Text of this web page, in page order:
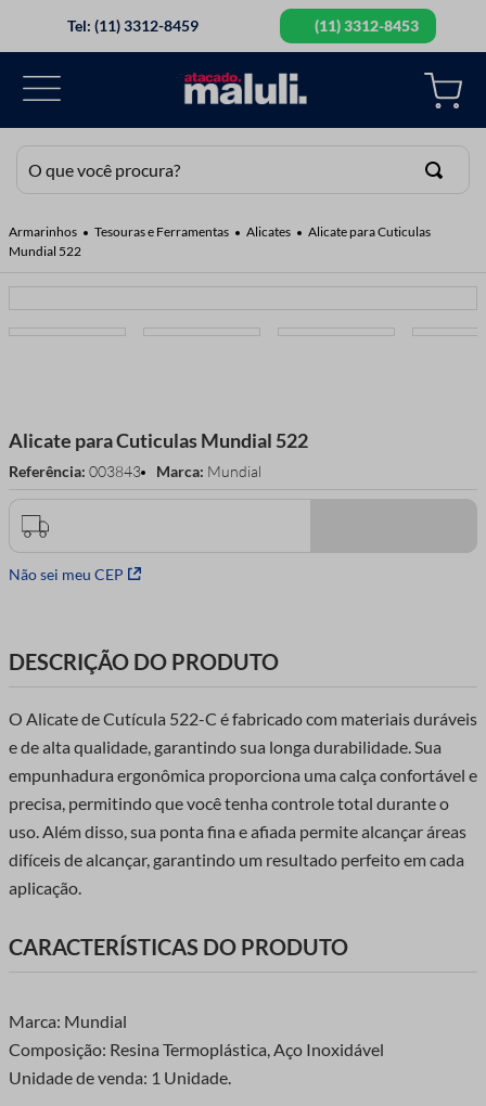
Tel: (11) 3312-8459 (11) 3312-8453
O que você procura?
Tesouras e Ferramentas Alicates
Alicate para Cuticulas
Mundial 522
Alicate para Cuticulas Mundial 522
Referência: 003843 Mundial
Não sei meu CEP
DESCRIÇÃO DO PRODUTO
O Alicate de Cutícula 522-C é fabricado com materiais duráveis
e de alta qualidade, garantindo sua longa durabilidade. Sua
empunhadura ergonômica proporciona uma calça confortável e
precisa, permitindo que você tenha controle total durante o
uso. Além disso, sua ponta fina e afiada permite alcançar áreas
difíceis de alcançar, garantindo um resultado perfeito em cada
aplicação.
CARACTERÍSTICAS DO PRODUTO
Marca: Mundial
Composição: Resina Termoplástica, Aço Inoxidável
Unidade de venda: 1 Unidade.
TERMOS MAIS BUSCADOS
2º
elastico
3º
agulha mao
tesoura
7º
agulha croche
8º
9º
tesouras